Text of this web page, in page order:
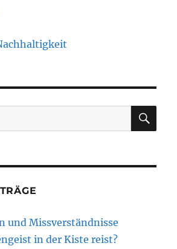
und Missverständnisse
in der Kiste reist?